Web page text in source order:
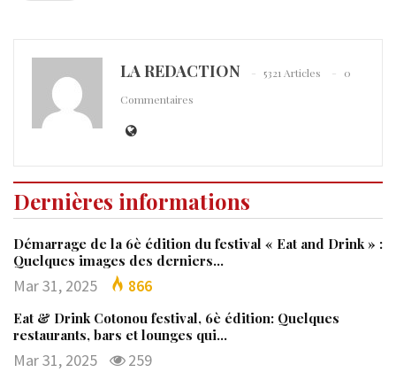
LA REDACTION 5321 Articles
0
Commentaires
Dernières informations
Démarrage de la 6è édition du festival « Eat and Drink » :
Quelques images des derniers…
Mar 31, 2025 866
Eat & Drink Cotonou festival, 6è édition: Quelques
restaurants, bars et lounges qui…
Mar 31, 2025 259